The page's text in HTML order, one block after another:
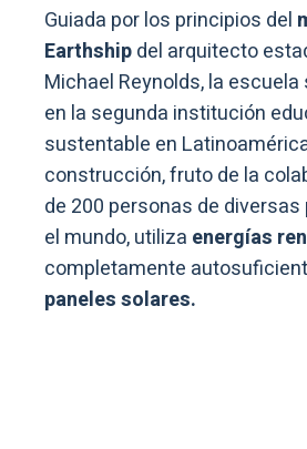
Guiada por los principios del
Earthshipdel arquitecto
Michael Reynolds, la
en la segunda institución
sustentable en
construcción, fruto de la
de 200 personas de
el mundo, utiliza energías
completamente
paneles solares.